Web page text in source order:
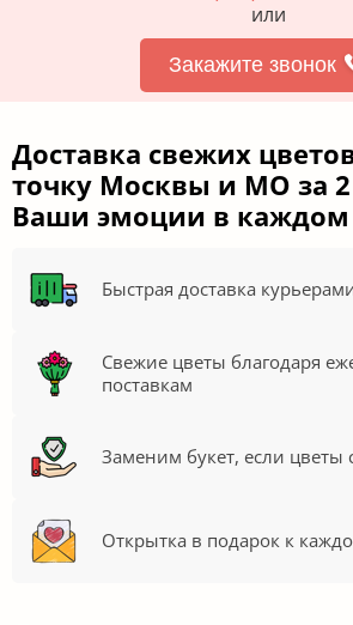
или
Закажите звонок
Доставка свежих
точку Москвы и МО за
Ваши эмоции в каждом
Быстрая доставка
Свежие цветы благодаря
поставкам
Заменим букет, если цветы
Открытка в подарок к